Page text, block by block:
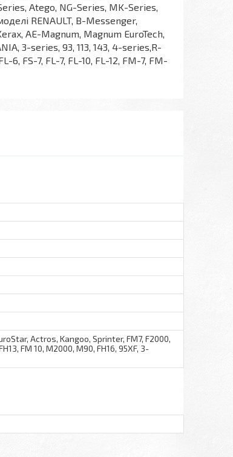
Atego, NG-Series, MK-Series,
RENAULT, B-Messenger,
AE-Magnum, Magnum EuroTech,
3-series, 93, 113, 143, 4-series,R-
6, FS-7, FL-7, FL-10, FL-12, FM-7, FM-
Actros, Kangoo, Sprinter, FM7, F2000,
FM 10, M2000, M90, FH16, 95XF, 3-